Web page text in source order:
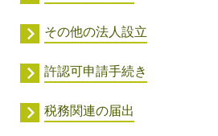
その他の法人設立
許認可申請手続き
税務関連の届出